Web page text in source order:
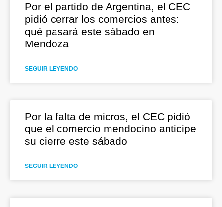
Por el partido de Argentina, el CEC
pidió cerrar los comercios antes:
qué pasará este sábado en
Mendoza
SEGUIR LEYENDO
Por la falta de micros, el CEC pidió
que el comercio mendocino anticipe
su cierre este sábado
SEGUIR LEYENDO